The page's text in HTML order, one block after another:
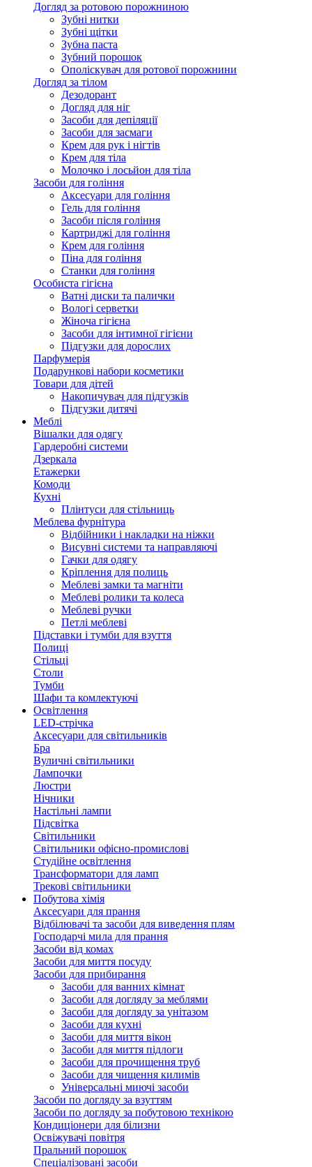
Догляд за ротовою порожниною
Зубні нитки
Зубні щітки
Зубна паста
Зубний порошок
Ополіскувач для ротової порожнини
Догляд за тілом
Дезодорант
Догляд для ніг
Засоби для депіляції
Засоби для засмаги
Крем для рук і нігтів
Крем для тіла
Молочко і лосьйон для тіла
Засоби для гоління
Аксесуари для гоління
Гель для гоління
Засоби після гоління
Картриджі для гоління
Крем для гоління
Піна для гоління
Станки для гоління
Особиста гігієна
Ватні диски та палички
Вологі серветки
Жіноча гігієна
Засоби для інтимної гігієни
Підгузки для дорослих
Парфумерія
Подарункові набори косметики
Товари для дітей
Накопичувач для підгузків
Підгузки дитячі
Меблі
Вішалки для одягу
Гардеробні системи
Дзеркала
Етажерки
Комоди
Кухні
Плінтуси для стільниць
Меблева фурнітура
Відбійники і накладки на ніжки
Висувні системи та направляючі
Гачки для одягу
Кріплення для полиць
Меблеві замки та магніти
Меблеві ролики та колеса
Меблеві ручки
Петлі меблеві
Підставки і тумби для взуття
Полиці
Стільці
Столи
Тумби
Шафи та комлектуючі
Освітлення
LED-стрічка
Аксесуари для світильників
Бра
Вуличні світильники
Лампочки
Люстри
Нічники
Настільні лампи
Підсвітка
Світильники
Світильники офісно-промислові
Студійне освітлення
Трансформатори для ламп
Трекові світильники
Побутова хімія
Аксесуари для прання
Відбілювачі та засоби для виведення плям
Господарчі мила для прання
Засоби від комах
Засоби для миття посуду
Засоби для прибирання
Засоби для ванних кімнат
Засоби для догляду за меблями
Засоби для догляду за унітазом
Засоби для кухні
Засоби для миття вікон
Засоби для миття підлоги
Засоби для прочищення труб
Засоби для чищення килимів
Універсальні миючі засоби
Засоби по догляду за взуттям
Засоби по догляду за побутовою технікою
Кондиціонери для білизни
Освіжувачі повітря
Пральний порошок
Спеціалізовані засоби